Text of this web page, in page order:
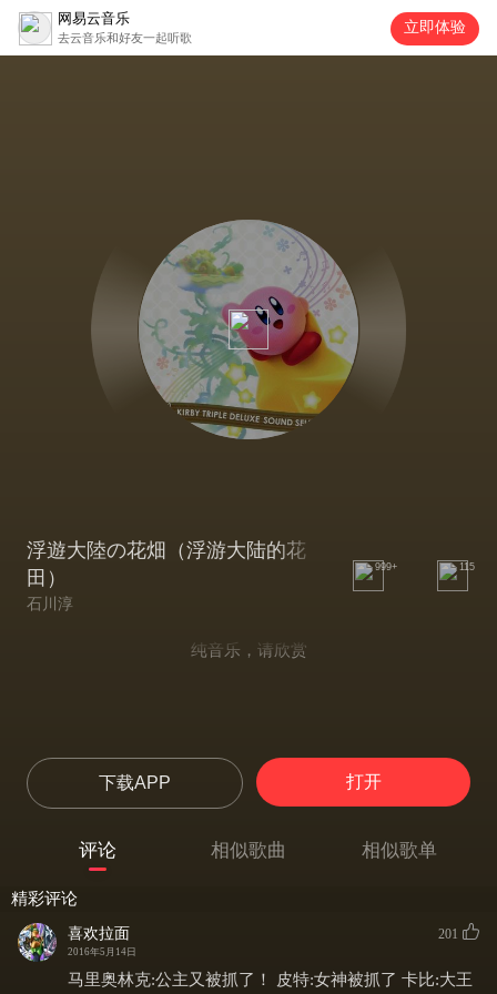
网易云音乐
去云音乐和好友一起听歌
立即体验
浮遊大陸の花畑（浮游大陆的花
田）
石川淳
999+ 115
纯音乐，请欣赏
下载APP 打开
评论 相似歌曲 相似歌单
精彩评论
喜欢拉面
2016年5月14日
201
马里奥林克:公主又被抓了！ 皮特:女神被抓了 卡比:大王